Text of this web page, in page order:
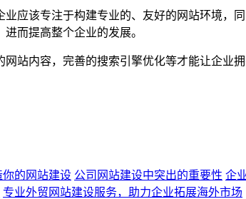
应该专注于构建专业的、友好的网站环境，
而提高整个企业的发展。
站内容，完善的搜索引擎优化等才能让企业
你的网站建设 公司网站建设中突出的重要性 企
专业外贸网站建设服务，助力企业拓展海外市场